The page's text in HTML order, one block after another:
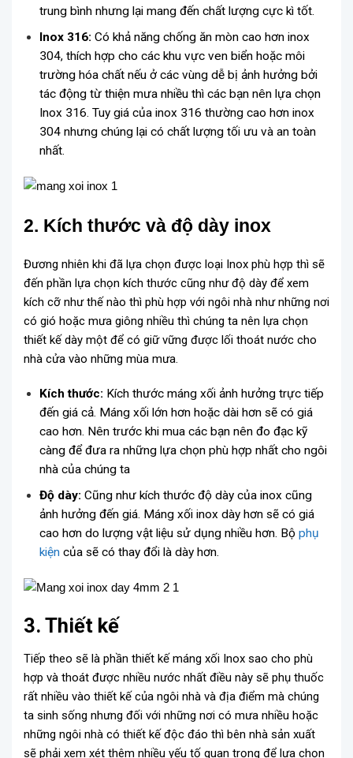
trung bình nhưng lại mang đến chất lượng cực kì tốt.
Inox 316: Có khả năng chống ăn mòn cao hơn inox
304, thích hợp cho các khu vực ven biển hoặc môi
trường hóa chất nếu ở các vùng dễ bị ảnh hưởng bởi
tác động từ thiện mưa nhiều thì các bạn nên lựa chọn
Inox 316. Tuy giá của inox 316 thường cao hơn inox
304 nhưng chúng lại có chất lượng tối ưu và an toàn
nhất.
2. Kích thước và độ dày inox
Đương nhiên khi đã lựa chọn được loại Inox phù hợp thì sẽ
đến phần lựa chọn kích thước cũng như độ dày để xem
kích cỡ như thế nào thì phù hợp với ngôi nhà như những nơi
có gió hoặc mưa giông nhiều thì chúng ta nên lựa chọn
thiết kế dày một để có giữ vững được lối thoát nước cho
nhà cửa vào những mùa mưa.
Kích thước: Kích thước máng xối ảnh hưởng trực tiếp
đến giá cả. Máng xối lớn hơn hoặc dài hơn sẽ có giá
cao hơn. Nên trước khi mua các bạn nên đo đạc kỹ
càng để đưa ra những lựa chọn phù hợp nhất cho ngôi
nhà của chúng ta
Độ dày: Cũng như kích thước độ dày của inox cũng
ảnh hưởng đến giá. Máng xối inox dày hơn sẽ có giá
cao hơn do lượng vật liệu sử dụng nhiều hơn. Bộphụ
kiện của sẽ có thay đổi là dày hơn.
3. Thiết kế
Tiếp theo sẽ là phần thiết kế máng xối Inox sao cho phù
hợp và thoát được nhiều nước nhất điều này sẽ phụ thuốc
rất nhiều vào thiết kế của ngôi nhà và địa điểm mà chúng
ta sinh sống nhưng đối với những nơi có mưa nhiều hoặc
những ngôi nhà có thiết kế độc đáo thì bên nhà sản xuất
sẽ phải xem xét thêm nhiều yếu tố quan trọng để lựa chọn